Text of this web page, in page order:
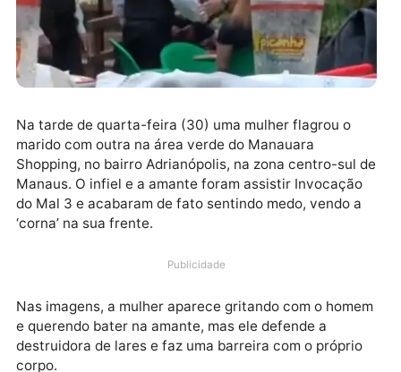
Na tarde de quarta-feira (30) uma mulher flagrou o
marido com outra na área verde do Manauara
Manaus. O infiel e a amante foram assistir
‘corna’ na sua frente.